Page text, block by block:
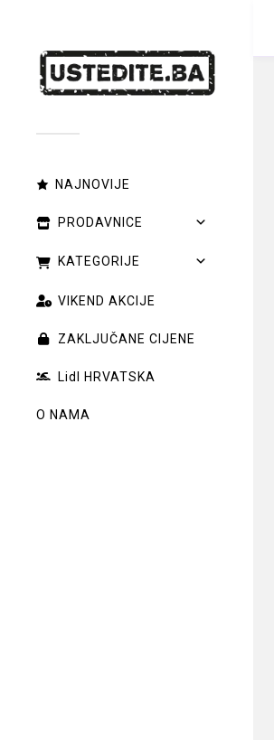
NAJNOVIJE
PRODAVNICE
KATEGORIJE
VIKEND AKCIJE
ZAKLJUČANE CIJENE
Lidl HRVATSKA
O NAMA